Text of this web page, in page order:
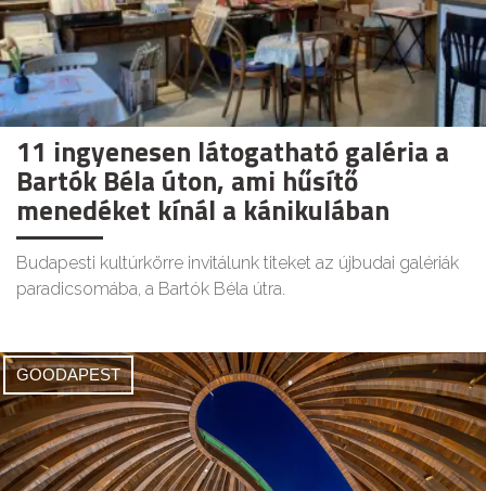
11 ingyenesen látogatható galéria a
Bartók Béla úton, ami hűsítő
menedéket kínál a kánikulában
Budapesti kultúrkörre invitálunk titeket az újbudai galériák
paradicsomába, a Bartók Béla útra.
GOODAPEST